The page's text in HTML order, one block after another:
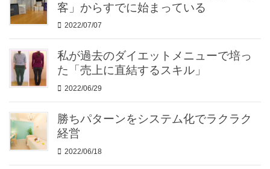
客」からすでに始まっている
2022/07/07
私が過去のダイエットメニューで培っ
た「売上に直結するスキル」
2022/06/29
勝ちパターンをシステム化でラクラク
経営
2022/06/18